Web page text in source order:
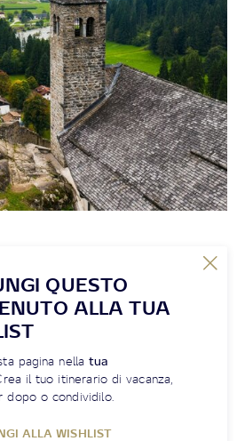
QUESTO
ALLA TUA
pagina nellatua
il tuo itinerario di vacanza,
dopo o condividilo.
ALLA WISHLIST